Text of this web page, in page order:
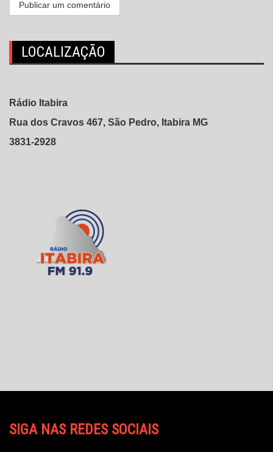
LOCALIZAÇÃO
Rádio Itabira
Rua dos Cravos 467, São Pedro, Itabira MG
3831-2928
SIGA NAS REDES SOCIAIS